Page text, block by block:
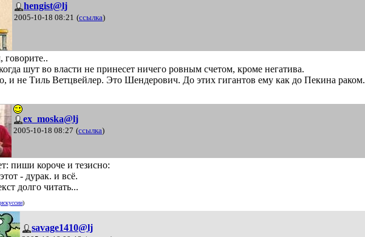
hengist@lj
2005-10-18 08:21 (ссылка)
говорите..
шут во власти не принесет ничего ровным счетом, кроме негатива.
и не Тиль Ветцвейлер. Это Шендерович. До этих гигантов ему как до Пекина раком.
ex_moska@lj
2005-10-18 08:27 (ссылка)
пиши короче и тезисно:
- дурак. и всё.
долго читать...
)
savage1410@lj